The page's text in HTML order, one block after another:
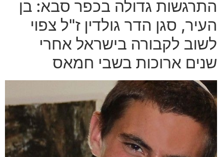
התרגשות גדולה בכפר סבא: בן
העיר, סגן הדר גולדין ז"ל צפוי
לשוב לקבורה בישראל אחרי
שנים ארוכות בשבי חמאס